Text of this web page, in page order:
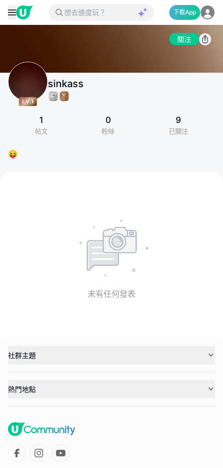
下載App
關注
sinkass
1
帖文
0
粉絲
9
已關注
😝
未有任何發表
社群主題
熱門地點